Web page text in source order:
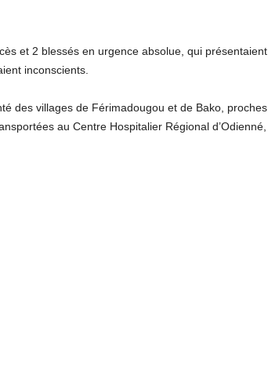
et 2 blessés en urgence absolue, qui présentaient
inconscients.
des villages de Férimadougou et de Bako, proches
au Centre Hospitalier Régional d’Odienné,